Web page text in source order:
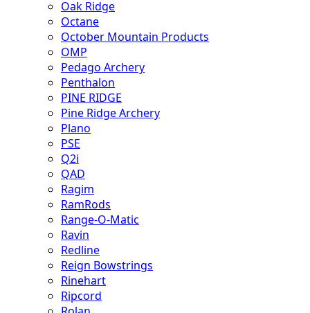
Oak Ridge
Octane
October Mountain Products
OMP
Pedago Archery
Penthalon
PINE RIDGE
Pine Ridge Archery
Plano
PSE
Q2i
QAD
Ragim
RamRods
Range-O-Matic
Ravin
Redline
Reign Bowstrings
Rinehart
Ripcord